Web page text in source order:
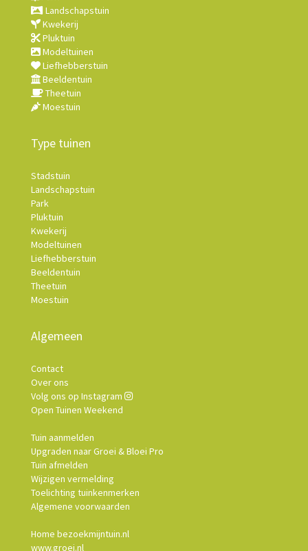
Landschapstuin
Kwekerij
Pluktuin
Modeltuinen
Liefhebberstuin
Beeldentuin
Theetuin
Moestuin
Type tuinen
Stadstuin
Landschapstuin
Park
Pluktuin
Kwekerij
Modeltuinen
Liefhebberstuin
Beeldentuin
Theetuin
Moestuin
Algemeen
Contact
Over ons
Volg ons op Instagram
Open Tuinen Weekend
Tuin aanmelden
Upgraden naar Groei & Bloei Pro
Tuin afmelden
Wijzigen vermelding
Toelichting tuinkenmerken
Algemene voorwaarden
Home bezoekmijntuin.nl
www.groei.nl